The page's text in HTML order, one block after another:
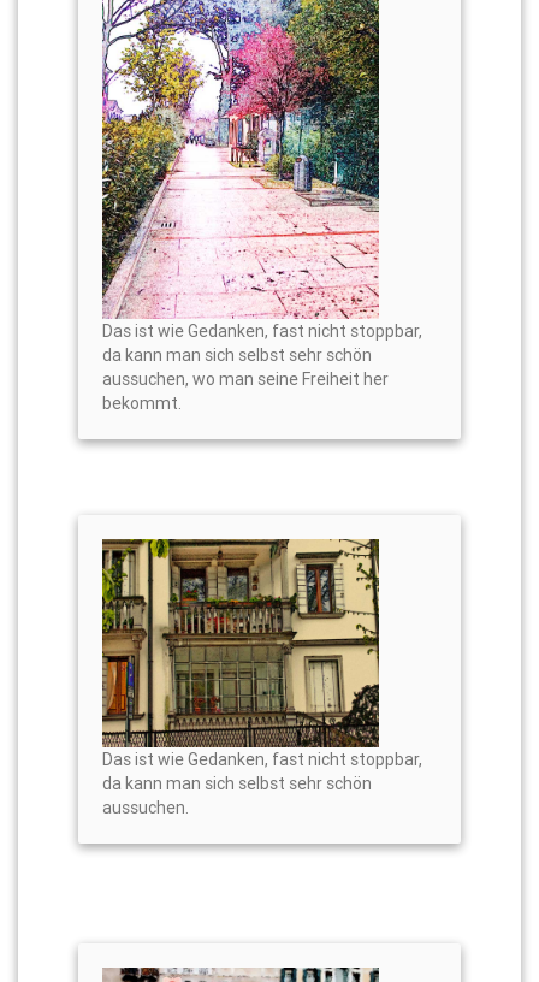
Das ist wie Gedanken, fast nicht stoppbar,
da kann man sich selbst sehr schön
aussuchen, wo man seine Freiheit her
bekommt.
Das ist wie Gedanken, fast nicht stoppbar,
da kann man sich selbst sehr schön
aussuchen.